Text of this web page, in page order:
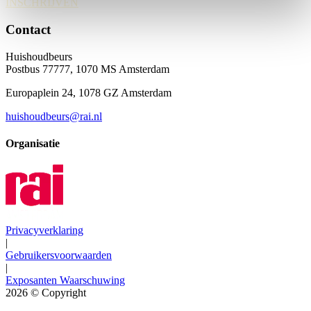
INSCHRIJVEN
Contact
Huishoudbeurs
Postbus 77777, 1070 MS Amsterdam
Europaplein 24, 1078 GZ Amsterdam
huishoudbeurs@rai.nl
Organisatie
Privacyverklaring
|
Gebruikersvoorwaarden
|
Exposanten Waarschuwing
2026 © Copyright